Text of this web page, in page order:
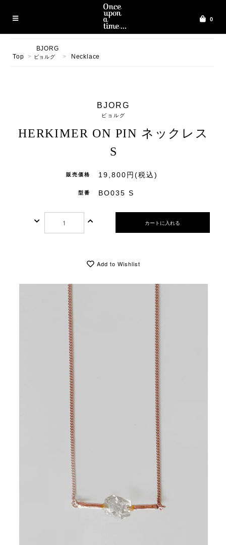
0
Top >
BJORG
ビョルグ > Necklace
BJORG
ビョルグ
HERKIMER ON PIN ネックレス
S
販売価格 19,800円(税込)
型番 BO035 S
カートに入れる
Add to Wishlist